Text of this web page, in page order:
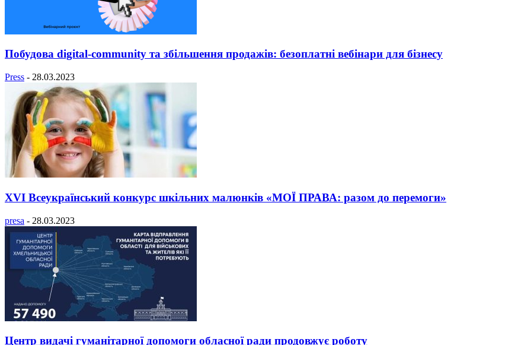
Побудова digital-community та збільшення продажів: безоплатні вебінари для бізнесу
Press - 28.03.2023
XVІ Всеукраїнський конкурс шкільних малюнків «МОЇ ПРАВА: разом до перемоги»
presa - 28.03.2023
Центр видачі гуманітарної допомоги обласної ради продовжує роботу